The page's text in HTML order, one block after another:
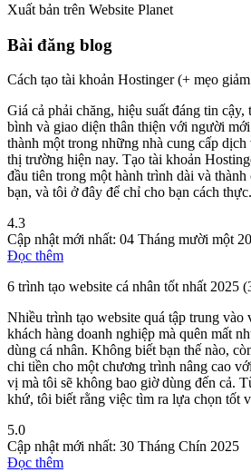
Xuất bản trên Website Planet
Bài đăng blog
Cách tạo tài khoản Hostinger (+ mẹo
Giá cả phải chăng, hiệu suất đáng tin
bình và giao diện thân thiện với người
thành một trong những nhà cung cấp
thị trường hiện nay. Tạo tài khoản
đầu tiên trong một hành trình dài và
bạn, và tôi ở đây để chỉ cho bạn cách
4.3
Cập nhật mới nhất: 04 Tháng mười một
Đọc thêm
6 trình tạo website cá nhân tốt nhất 2025
Nhiều trình tạo website quá tập trung vào
khách hàng doanh nghiệp mà quên mất
dùng cá nhân. Không biết bạn thế nào,
chi tiền cho một chương trình nâng cao
vị mà tôi sẽ không bao giờ dùng đến cả.
khứ, tôi biết rằng việc tìm ra lựa chọn tốt
5.0
Cập nhật mới nhất: 30 Tháng Chín 2025
Đọc thêm